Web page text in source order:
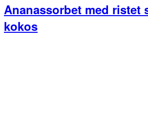
Ananassorbet med ristet
kokos